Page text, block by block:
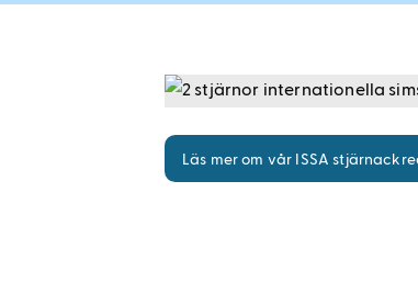
Läs mer om vår ISSA